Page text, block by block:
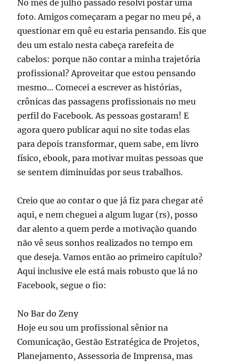
No mês de julho passado resolvi postar uma
foto. Amigos começaram a pegar no meu pé, a
questionar em quê eu estaria pensando. Eis que
deu um estalo nesta cabeça rarefeita de
cabelos: porque não contar a minha trajetória
profissional? Aproveitar que estou pensando
mesmo… Comecei a escrever as histórias,
crônicas das passagens profissionais no meu
perfil do Facebook. As pessoas gostaram! E
agora quero publicar aqui no site todas elas
para depois transformar, quem sabe, em livro
físico, ebook, para motivar muitas pessoas que
se sentem diminuídas por seus trabalhos.
Creio que ao contar o que já fiz para chegar até
aqui, e nem cheguei a algum lugar (rs), posso
dar alento a quem perde a motivação quando
não vê seus sonhos realizados no tempo em
que deseja. Vamos então ao primeiro capítulo?
Aqui inclusive ele está mais robusto que lá no
Facebook, segue o fio:
No Bar do Zeny
Hoje eu sou um profissional sênior na
Comunicação, Gestão Estratégica de Projetos,
Planejamento, Assessoria de Imprensa, mas